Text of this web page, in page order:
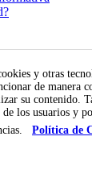
y otras
de manera
su contenido.
los usuarios y
Política de